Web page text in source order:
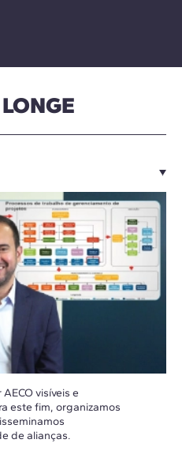
visíveis e
este fim, organizamos
de alianças.